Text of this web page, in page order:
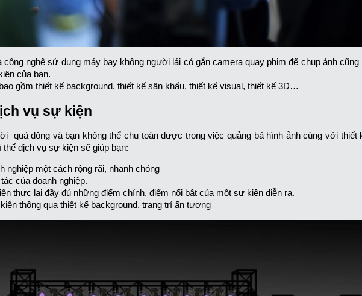
nghệ sử dụng máy bay không người lái có gắn camera quay phim để chụp ảnh cũng
của bạn.
gồm thiết kế background, thiết kế sân khấu, thiết kế visual, thiết kế 3D…
vụ sự kiện
quá đông và bạn không thể chu toàn được trong việc quảng bá hình ảnh cùng với thiết
dịch vụ sự kiện sẽ giúp bạn:
nghiệp một cách rộng rãi, nhanh chóng
của doanh nghiệp.
thực lại đầy đủ những điểm chính, điểm nổi bật của một sự kiện diễn ra.
thông qua thiết kế background, trang trí ấn tượng